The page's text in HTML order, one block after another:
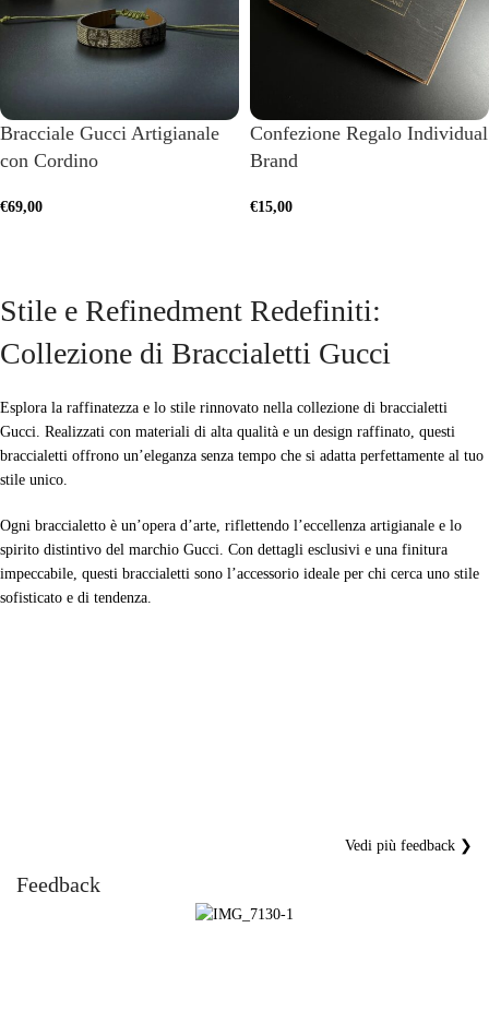
Bracciale Gucci Artigianale
con Cordino
€69,00
Confezione Regalo Individual
Brand
€15,00
Stile e Refinedment Redefiniti:
Collezione di Braccialetti Gucci
Esplora la raffinatezza e lo stile rinnovato nella collezione di braccialetti
Gucci. Realizzati con materiali di alta qualità e un design raffinato, questi
braccialetti offrono un’eleganza senza tempo che si adatta perfettamente al tuo
stile unico.
Ogni braccialetto è un’opera d’arte, riflettendo l’eccellenza artigianale e lo
spirito distintivo del marchio Gucci. Con dettagli esclusivi e una finitura
impeccabile, questi braccialetti sono l’accessorio ideale per chi cerca uno stile
sofisticato e di tendenza.
Feedback
Vedi più feedback ❯